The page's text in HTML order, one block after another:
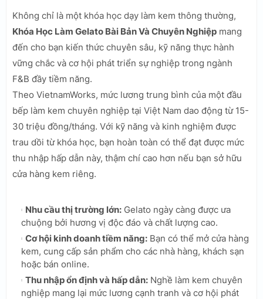
Không chỉ là một khóa học dạy làm kem thông thường,
Khóa Học Làm Gelato Bài Bản Và Chuyên Nghiệp mang
đến cho bạn kiến thức chuyên sâu, kỹ năng thực hành
vững chắc và cơ hội phát triển sự nghiệp trong ngành
F&B đầy tiềm năng.
Theo VietnamWorks, mức lương trung bình của một đầu
bếp làm kem chuyên nghiệp tại Việt Nam dao động từ 15-
30 triệu đồng/tháng. Với kỹ năng và kinh nghiệm được
trau dồi từ khóa học, bạn hoàn toàn có thể đạt được mức
thu nhập hấp dẫn này, thậm chí cao hơn nếu bạn sở hữu
cửa hàng kem riêng.
Nhu cầu thị trường lớn: Gelato ngày càng được ưa
chuộng bởi hương vị độc đáo và chất lượng cao.
Cơ hội kinh doanh tiềm năng: Bạn có thể mở cửa hàng
kem, cung cấp sản phẩm cho các nhà hàng, khách sạn
hoặc bán online.
Thu nhập ổn định và hấp dẫn: Nghề làm kem chuyên
nghiệp mang lại mức lương cạnh tranh và cơ hội phát